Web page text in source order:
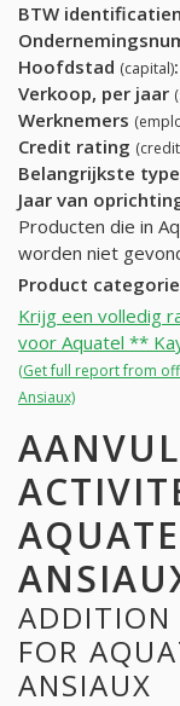
BTW
Hoofdstad (capital):
Verkoop, per jaar
Werknemers
Credit rating
Belangrijkste
Jaar van
Producten die in
worden niet
Product categorie
Krijg een volledig
voor Aquatel **
(Get full report from
Ansiaux)
ADDITION
FOR
ANSIAUX